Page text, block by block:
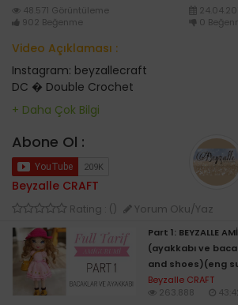
48.571 Görüntüleme
902 Beğenme
0
Video Açıklaması :
Instagram: beyzallecraft
DC � Double Crochet
HDC � Half Double Crochet
SC � Single Crochet
SLST� Slip Stitch
TÜrkçe açıklaması
DC � İKİLİ TRABZAN
HDC � YARIM(yalancı) TRABZAN
SC � SIK İĞNE
SLST � İLMEK KAYDIRMA
vta: ROUND
Abone Ol :
Beyzalle CRAFT
Rating : () Yorum Oku/Yaz
Part 1: BEYZALLE
(ayakkabı ve
and shoes)(eng
Beyzalle CRAFT
263.888